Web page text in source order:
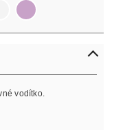
white lilac
vodítko.